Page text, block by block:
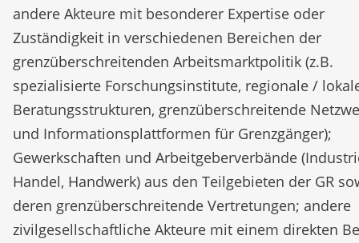
andere Akteure mit besonderer Expertise oder
Zuständigkeit in verschiedenen Bereichen der
grenzüberschreitenden Arbeitsmarktpolitik (z.B.
spezialisierte Forschungsinstitute, regionale /
Beratungsstrukturen, grenzüberschreitende
und Informationsplattformen für Grenzgänger);
Gewerkschaften und Arbeitgeberverbände
Handel, Handwerk) aus den Teilgebieten der GR
deren grenzüberschreitende Vertretungen; andere
zivilgesellschaftliche Akteure mit einem direkten